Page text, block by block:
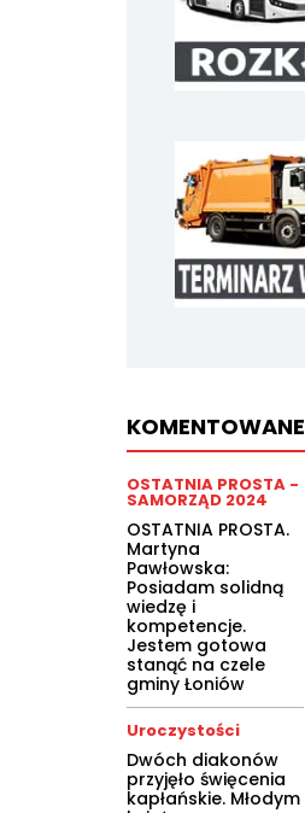
KOMENTOWANE
OSTATNIA PROSTA -
SAMORZĄD 2024
OSTATNIA PROSTA.
Martyna
Pawłowska:
Posiadam solidną
wiedzę i
kompetencje.
Jestem gotowa
stanąć na czele
gminy Łoniów
Uroczystości
Dwóch diakonów
przyjęło święcenia
kapłańskie. Młodym